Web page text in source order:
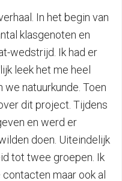
In het begin van
klasgenoten en
wedstrijd. Ik had er
leek het me heel
we natuurkunde. Toen
dit project. Tijdens
en werd er
doen. Uiteindelijk
tot twee groepen. Ik
maar ook al